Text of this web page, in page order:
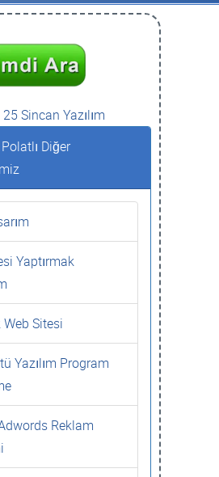
Sincan Yazılım
Diğer
Yaptırmak
Web Sitesi
Yazılım Program
Reklam